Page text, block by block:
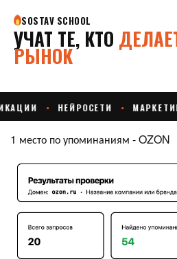
1 место по упоминаниям - OZON